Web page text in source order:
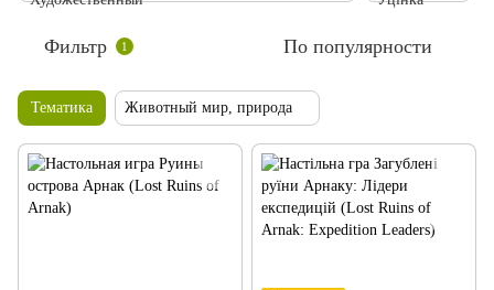
Фильтр 1 По популярности
Тематика Животный мир, природа